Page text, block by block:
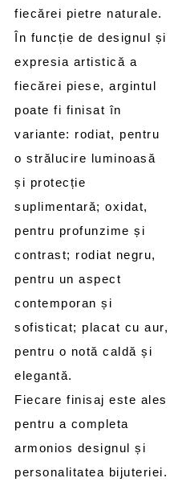
fiecărei pietre naturale.
În funcție de designul și
expresia artistică a
fiecărei piese, argintul
poate fi finisat în
variante: rodiat, pentru
o strălucire luminoasă
și protecție
suplimentară; oxidat,
pentru profunzime și
contrast; rodiat negru,
pentru un aspect
contemporan și
sofisticat; placat cu aur,
pentru o notă caldă și
elegantă.
Fiecare finisaj este ales
pentru a completa
armonios designul și
personalitatea bijuteriei.